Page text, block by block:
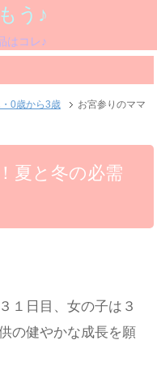
う♪
はコレ♪
0歳から3歳
お宮参りのママ
夏と冬の必需
１日目、女の子は３
の健やかな成長を願